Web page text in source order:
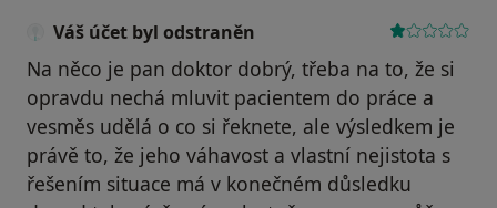
Váš účet byl odstraněn
Na něco je pan doktor dobrý, třeba na to, že si
opravdu nechá mluvit pacientem do práce a
vesměs udělá o co si řeknete, ale výsledkem je
právě to, že jeho váhavost a vlastní nejistota s
řešením situace má v konečném důsledku